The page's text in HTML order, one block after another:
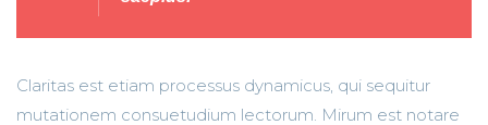
Claritas est etiam processus dynamicus, qui sequitur
mutationem consuetudium lectorum. Mirum est notare